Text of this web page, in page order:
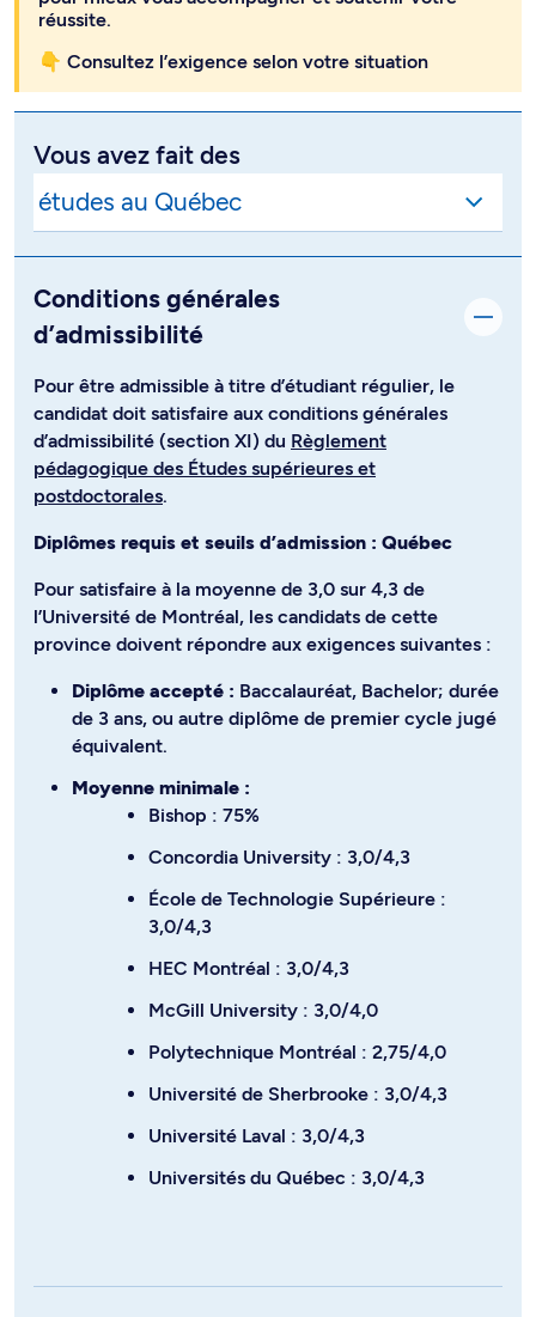
réussite.
👇 Consultez l’exigence selon votre situation
Vous avez fait des
Conditions générales
d’admissibilité
Pour être admissible à titre d’étudiant régulier, le
candidat doit satisfaire aux conditions générales
d’admissibilité (section XI) du Règlement
pédagogique des Études supérieures et
postdoctorales.
Diplômes requis et seuils d’admission : Québec
Pour satisfaire à la moyenne de 3,0 sur 4,3 de
l’Université de Montréal, les candidats de cette
province doivent répondre aux exigences suivantes :
Diplôme accepté : Baccalauréat, Bachelor; durée
de 3 ans, ou autre diplôme de premier cycle jugé
équivalent.
Moyenne minimale :
Bishop : 75%
Concordia University : 3,0/4,3
École de Technologie Supérieure :
3,0/4,3
HEC Montréal : 3,0/4,3
McGill University : 3,0/4,0
Polytechnique Montréal : 2,75/4,0
Université de Sherbrooke : 3,0/4,3
Université Laval : 3,0/4,3
Universités du Québec : 3,0/4,3